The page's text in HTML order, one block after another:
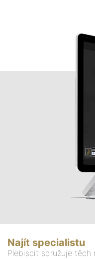
Najít specialistu
Plebiscit sdružuje těch